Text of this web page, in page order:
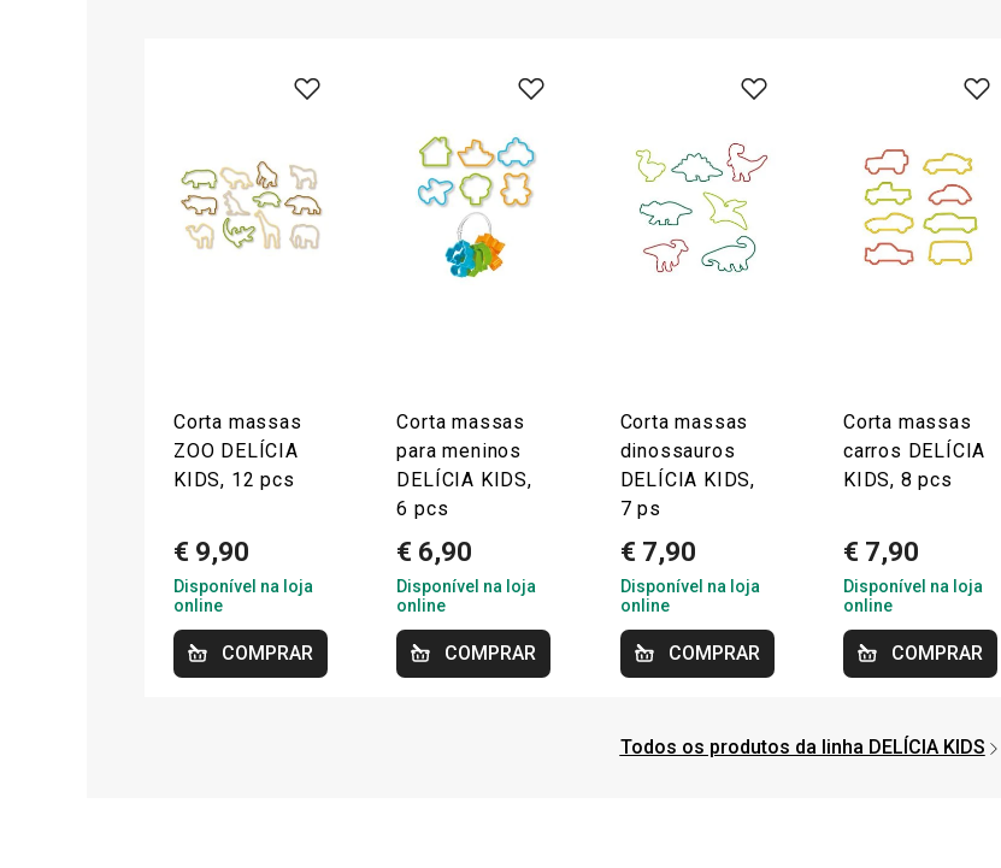
Corta massas
ZOO DELÍCIA
KIDS, 12 pcs
€ 9,90
Disponível na loja
online
COMPRAR
Corta massas
para meninos
DELÍCIA KIDS,
6 pcs
€ 6,90
Disponível na loja
online
COMPRAR
Corta massas
dinossauros
DELÍCIA KIDS,
7 ps
€ 7,90
Disponível na loja
online
COMPRAR
Corta massas
carros DELÍCIA
KIDS, 8 pcs
€ 7,90
Disponível na loja
online
COMPRAR
Todos os produtos da linha DELÍCIA KIDS